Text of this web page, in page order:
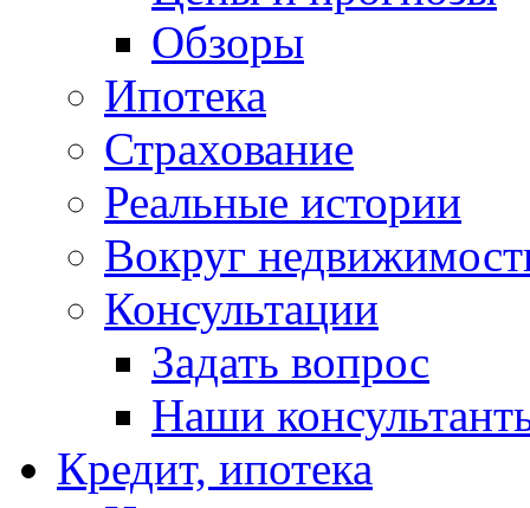
Обзоры
Ипотека
Страхование
Реальные истории
Вокруг
Консультации
Задать вопрос
Наши
Кредит, ипотека